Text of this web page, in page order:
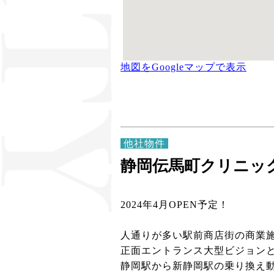
地図をGoogleマップで表示
他社物件
静岡伝馬町クリニッ
2024年4月OPEN予定！
人通りが多い駅前商店街の商業
正面エントランス大型ビジョン
静岡駅から新静岡駅の乗り換え